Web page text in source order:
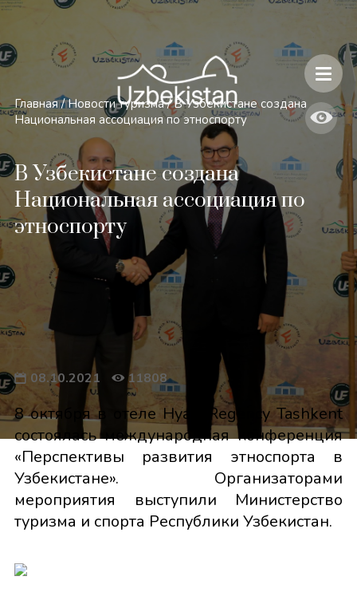
Безопасность и особенности путешествий по Узбекистану
Главная / Новости туризма / В Узбекистане создана
Национальная ассоциация по этноспорту
В Узбекистане создана
Национальная ассоциация по
этноспорту
08.10.2021 11808
8 октября в отеле Hyatt Regency Tashkent
состоялась международная конференция
«Перспективы развития этноспорта в
Узбекистане». Организаторами
мероприятия выступили Министерство
туризма и спорта Республики Узбекистан.